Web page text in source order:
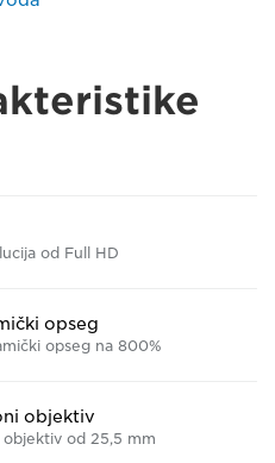
od Full HD
opseg
opseg na 800%
objektiv
objektiv od 25,5 mm